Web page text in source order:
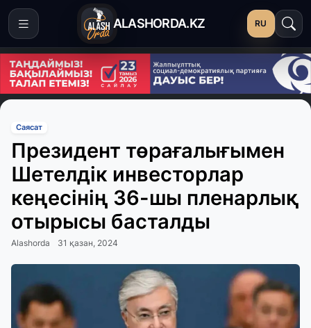
ALASHORDA.KZ RU
Саясат
Президент төрағалығымен
Шетелдік инвесторлар
кеңесінің 36-шы пленарлық
отырысы басталды
Alashorda 31 қазан, 2024